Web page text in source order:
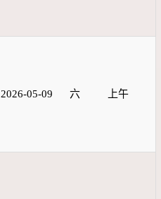
2026-05-09 六 上午